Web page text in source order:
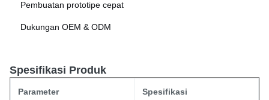
Pembuatan prototipe cepat
Dukungan OEM & ODM
Spesifikasi Produk
Parameter Spesifikasi